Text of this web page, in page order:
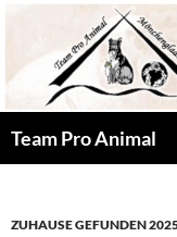
springen
Team Pro Animal
ZUHAUSE GEFUNDEN